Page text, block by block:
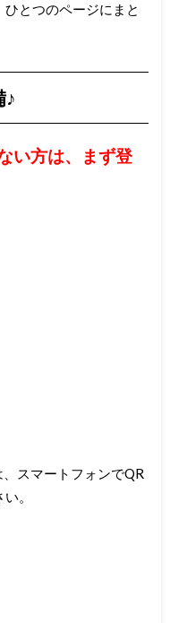
とつのページにまと
♪
い方は、まず登
スマートフォンでQR
。